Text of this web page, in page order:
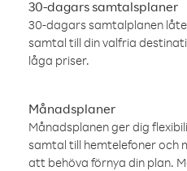
30-dagars samtalsplaner
30-dagars samtalplanen
samtal till din valfria
låga priser.
Månadsplaner
Månadsplanen ger dig
samtal till hemtelefoner och
att behöva förnya din plan.